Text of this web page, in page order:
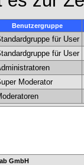
Benutzergruppe
für User
für User
Moderator
GmbH